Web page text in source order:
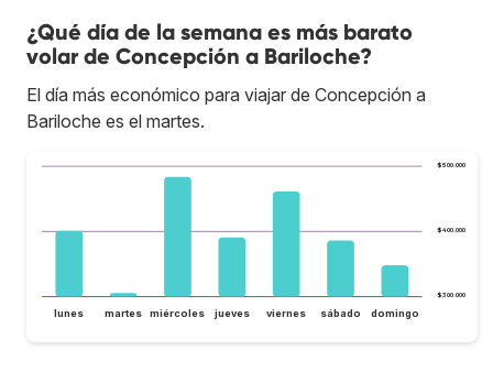
¿Qué día de la semana es más barato
volar de Concepción a Bariloche?
El día más económico para viajar de Concepción a
Bariloche es el martes.
$300.000
$400.000
$500.000
lunes martes miércoles jueves viernes sábado domingo